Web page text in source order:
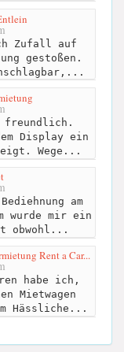
Zufall auf
gestoßen.
Display ein
Wege...
am
wurde mir ein
obwohl...
Rent a Car...
habe ich,
Mietwagen
Hässliche...